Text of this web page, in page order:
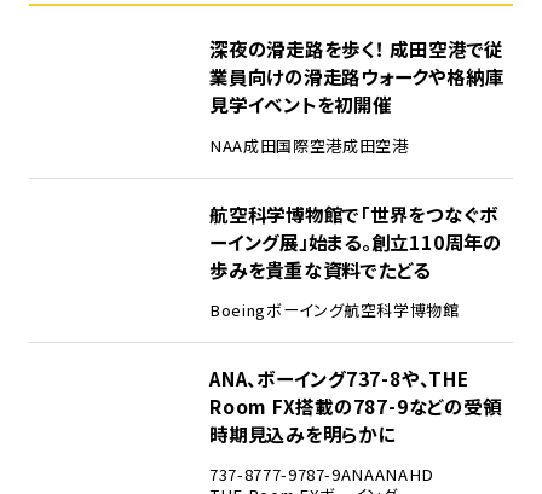
深夜の滑走路を歩く！ 成田空港で従
業員向けの滑走路ウォークや格納庫
見学イベントを初開催
NAA成田国際空港成田空港
航空科学博物館で「世界をつなぐボ
ーイング展」始まる。創立110周年の
歩みを貴重な資料でたどる
Boeingボーイング航空科学博物館
ANA、ボーイング737-8や、THE
Room FX搭載の787-9などの受領
時期見込みを明らかに
737-8777-9787-9ANAANAHD